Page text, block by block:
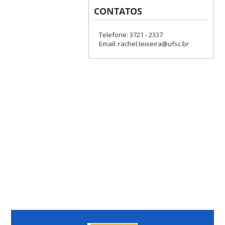
CONTATOS
Telefone: 3721 - 2337
Email: rachel.teixeira@ufsc.br